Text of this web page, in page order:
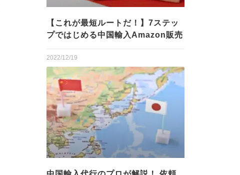
【これが最短ルートだ！】7ステッ
プではじめる中国輸入Amazon販売
2022/12/19